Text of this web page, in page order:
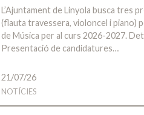
L’Ajuntament de Linyola busca tres
(flauta travessera, violoncel i piano)
de Música per al curs 2026-2027.
Presentació de candidatures…
21/07/26
NOTÍCIES